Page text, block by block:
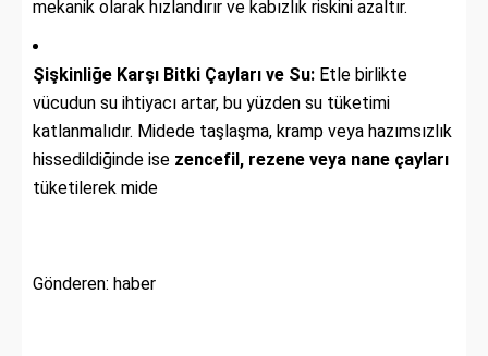
mekanik olarak hızlandırır ve kabızlık riskini azaltır.
Şişkinliğe Karşı Bitki Çayları ve Su: Etle birlikte
vücudun su ihtiyacı artar, bu yüzden su tüketimi
katlanmalıdır. Midede taşlaşma, kramp veya hazımsızlık
hissedildiğinde ise zencefil, rezene veya nane çayları
tüketilerek mide
Gönderen: haber